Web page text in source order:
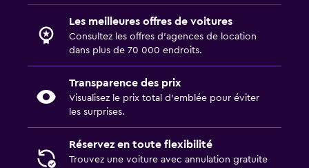
Les meilleures offres de voitures
Consultez les offres d’agences de location
dans plus de 70 000 endroits.
Transparence des prix
Visualisez le prix total d’emblée pour éviter
les surprises.
Réservez en toute flexibilité
Trouvez une voiture avec annulation gratuite